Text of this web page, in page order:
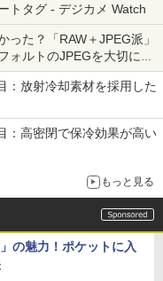
トタグ - デジカメ Watch
た？「RAW＋JPEG派」
ルトのJPEGを大切にす
：放射冷却素材を採用した
：高密閉で保冷効果が高い
もっと見る
の魅力！ポケットに入